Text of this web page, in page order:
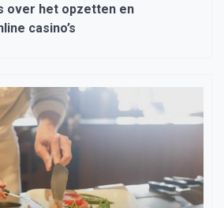
over het opzetten en
casino’s